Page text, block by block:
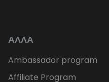
ΑΛΛΑ
Ambassador program
Affiliate Program